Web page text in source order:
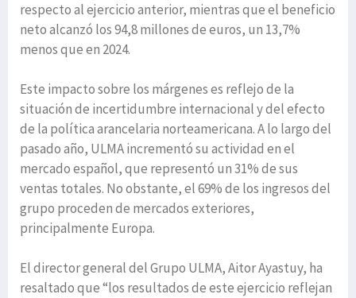
respecto al ejercicio anterior, mientras que el beneficio
neto alcanzó los 94,8 millones de euros, un 13,7%
menos que en 2024.
Este impacto sobre los márgenes es reflejo de la
situación de incertidumbre internacional y del efecto
de la política arancelaria norteamericana. A lo largo del
pasado año, ULMA incrementó su actividad en el
mercado español, que representó un 31% de sus
ventas totales. No obstante, el 69% de los ingresos del
grupo proceden de mercados exteriores,
principalmente Europa.
El director general del Grupo ULMA, Aitor Ayastuy, ha
resaltado que “los resultados de este ejercicio reflejan